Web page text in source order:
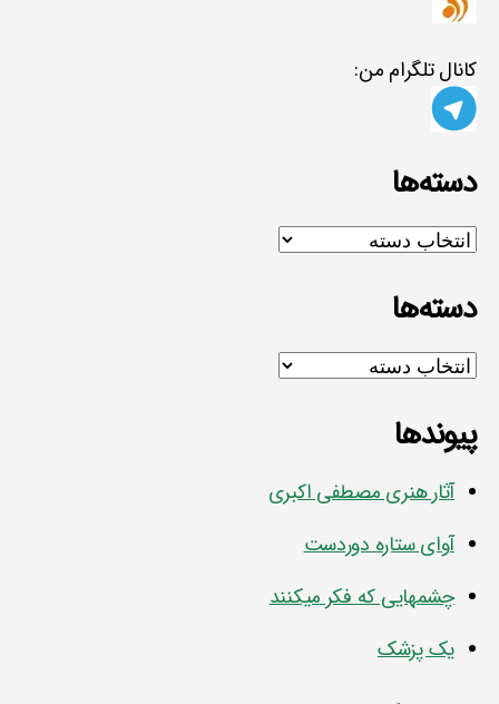
کانال تلگرام من:
دسته‌ها
دسته‌ها
دسته‌ها
دسته‌ها
پیوندها
آثار هنری مصطفی اکبری
آوای ستاره دوردست
چشمهایی که فکر میکنند
یک پزشک